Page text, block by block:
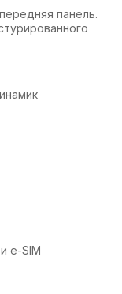
панель.
e-SIM